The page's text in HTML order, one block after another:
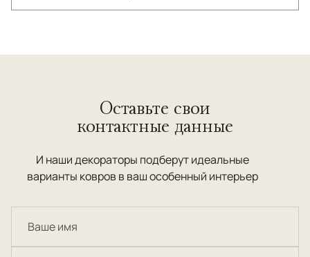
Оставьте свои
контактные данные
И наши декораторы подберут идеальные
варианты ковров в ваш особенный интерьер